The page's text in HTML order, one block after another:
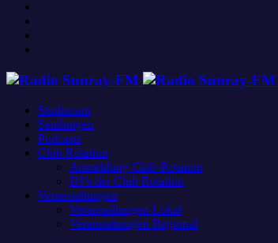
Studiocam
Sendungen
Podcasts
Club Rotation
Anmeldung Club-Rotation
DJ’s der Club Rotation
Veranstaltungen
Veranstaltungen Lokal
Veranstaltungen Regional